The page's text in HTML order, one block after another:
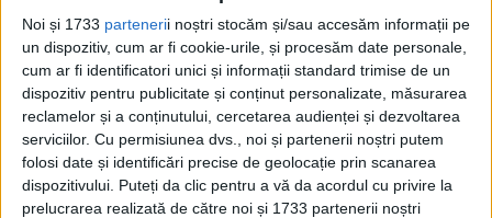
Noi și 1733 partenerii noștri stocăm și/sau accesăm informații pe
un dispozitiv, cum ar fi cookie-urile, și procesăm date personale,
cum ar fi identificatori unici și informații standard trimise de un
dispozitiv pentru publicitate și conținut personalizate, măsurarea
reclamelor și a conținutului, cercetarea audienței și dezvoltarea
serviciilor. Cu permisiunea dvs., noi și partenerii noștri putem
folosi date și identificări precise de geolocație prin scanarea
dispozitivului. Puteți da clic pentru a vă da acordul cu privire la
prelucrarea realizată de către noi și 1733 partenerii noștri
Ţărănesc, ulterior al Partidul Naţional
Ţărănesc.
A fost deputat (1919-1931 şi 1932-1938) şi a
deţinut importante funcţii în stat: secretar
general în Ministerul Industriei şi